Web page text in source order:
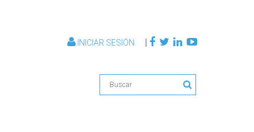
INICIAR SESIÓN |